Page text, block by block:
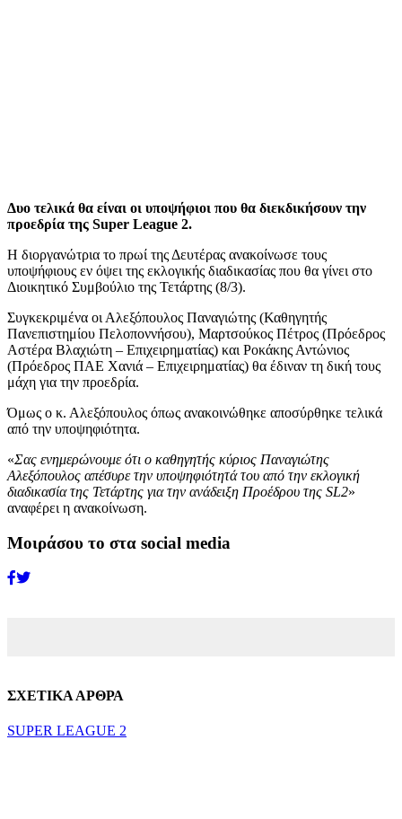
Δυο τελικά θα είναι οι υποψήφιοι που θα διεκδικήσουν την
προεδρία της Super League 2.
Η διοργανώτρια το πρωί της Δευτέρας ανακοίνωσε τους
υποψήφιους εν όψει της εκλογικής διαδικασίας που θα γίνει στο
Διοικητικό Συμβούλιο της Τετάρτης (8/3).
Συγκεκριμένα οι Αλεξόπουλος Παναγιώτης (Καθηγητής
Πανεπιστημίου Πελοποννήσου), Μαρτσούκος Πέτρος (Πρόεδρος
Αστέρα Βλαχιώτη – Επιχειρηματίας) και Ροκάκης Αντώνιος
(Πρόεδρος ΠΑΕ Χανιά – Επιχειρηματίας) θα έδιναν τη δική τους
μάχη για την προεδρία.
Όμως ο κ. Αλεξόπουλος όπως ανακοινώθηκε αποσύρθηκε τελικά
από την υποψηφιότητα.
«Σας ενημερώνουμε ότι ο καθηγητής κύριος Παναγιώτης
Αλεξόπουλος απέσυρε την υποψηφιότητά του από την εκλογική
διαδικασία της Τετάρτης για την ανάδειξη Προέδρου της SL2»
αναφέρει η ανακοίνωση.
Μοιράσου το στα social media
ΣΧΕΤΙΚΑ ΑΡΘΡΑ
SUPER LEAGUE 2